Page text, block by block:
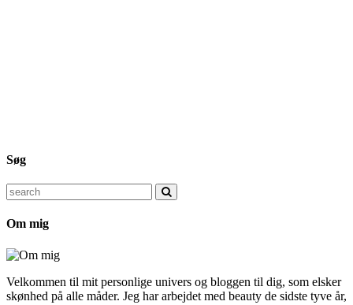
Søg
Search
for:
Om mig
Velkommen til mit personlige univers og bloggen til dig, som elsker
skønhed på alle måder. Jeg har arbejdet med beauty de sidste tyve år,